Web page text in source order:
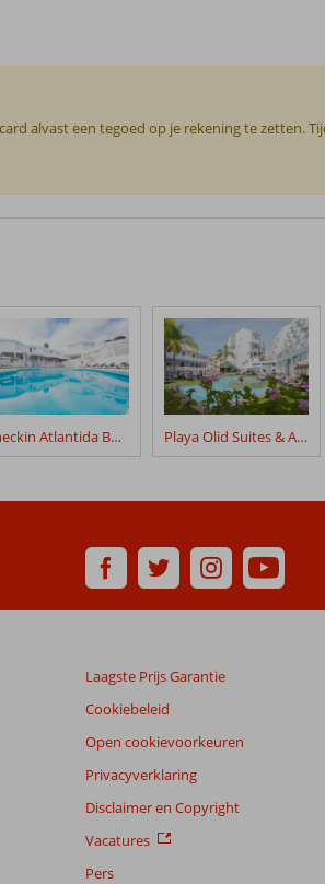
alvast een tegoed op je rekening te zetten.
Checkin Atlantida Bungalows Playa Olid Suites & Appartementen
Laagste Prijs Garantie
Cookiebeleid
Open cookievoorkeuren
Privacyverklaring
Disclaimer en Copyright
Vacatures
Pers